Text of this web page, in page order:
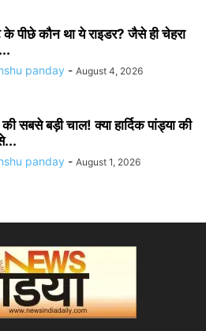
पीछे कौन था ये राइडर? जैसे ही चेहरा
panday - August 4, 2026
सबसे बड़ी चाल! क्या हार्दिक पांड्या की
panday - August 1, 2026